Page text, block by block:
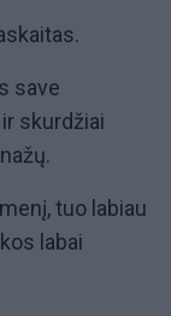
save
skurdžiai
tuo labiau
labai